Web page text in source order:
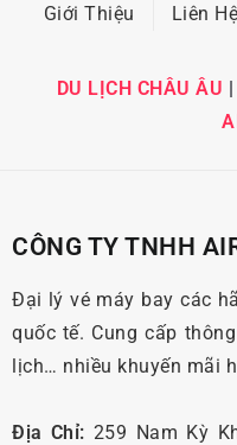
Giới Thiệu Liên Hệ
DU LỊCH CHÂU ÂU |
CÔNG TY TNHH
Đại lý vé máy bay các
quốc tế. Cung cấp
lịch… nhiều khuyến mãi
Địa Chỉ: 259 Nam Kỳ